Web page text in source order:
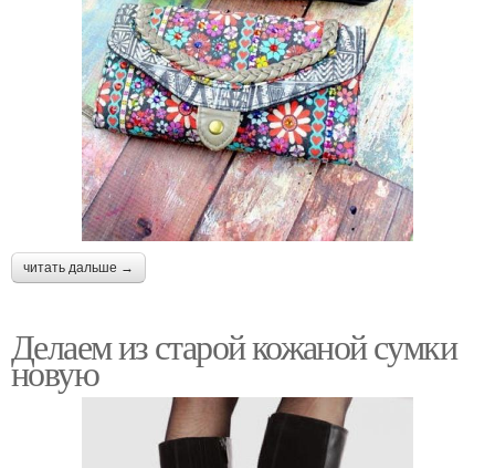
читать дальше →
Делаем из старой кожаной сумки
новую